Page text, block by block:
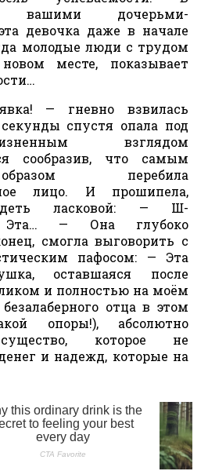
вашими дочерьми-
девочка даже в начале
молодые люди с трудом
месте, показывает
— гневно взвилась
спустя опала под
взглядом
сообразив, что самым
перебила
лицо. И прошипела,
ласковой: — Ш-
Эта… — Она глубоко
смогла выговорить с
пафосом: — Эта
оставшаяся после
и полностью на моём
отца в этом
опоры!), абсолютно
существо, которое не
и надежд, которые на